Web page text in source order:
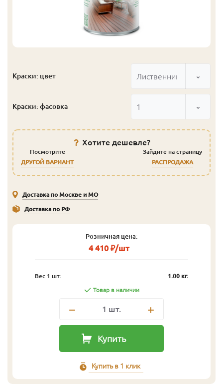
Краски: цвет Лиственница
Краски: фасовка 1
Хотите дешевле?
Посмотрите
ДРУГОЙ ВАРИАНТ
Зайдите на страницу
РАСПРОДАЖА
Доставка по Москве и МО
Доставка по РФ
Розничная цена:
4 410 ₽/шт
Вес 1 шт: 1.00 кг.
Товар в наличии
1 шт.
Купить
Купить в 1 клик